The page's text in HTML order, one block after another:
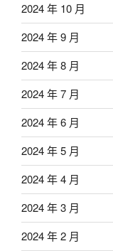
2024 年 10 月
2024 年 9 月
2024 年 8 月
2024 年 7 月
2024 年 6 月
2024 年 5 月
2024 年 4 月
2024 年 3 月
2024 年 2 月